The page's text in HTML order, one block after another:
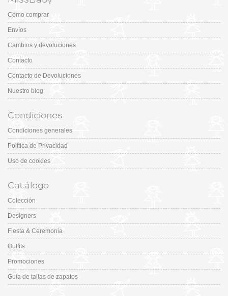
Cómo comprar
Envíos
Cambios y devoluciones
Contacto
Contacto de Devoluciones
Nuestro blog
Condiciones
Condiciones generales
Política de Privacidad
Uso de cookies
Catálogo
Colección
Designers
Fiesta & Ceremonia
Outfits
Promociones
Guía de tallas de zapatos